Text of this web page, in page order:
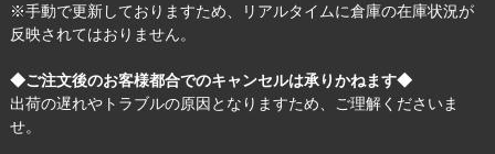
※手動で更新しておりますため、リアルタイムに倉庫の在庫状況が
反映されてはおりません。
◆ご注文後のお客様都合でのキャンセルは承りかねます◆
出荷の遅れやトラブルの原因となりますため、ご理解くださいま
せ。